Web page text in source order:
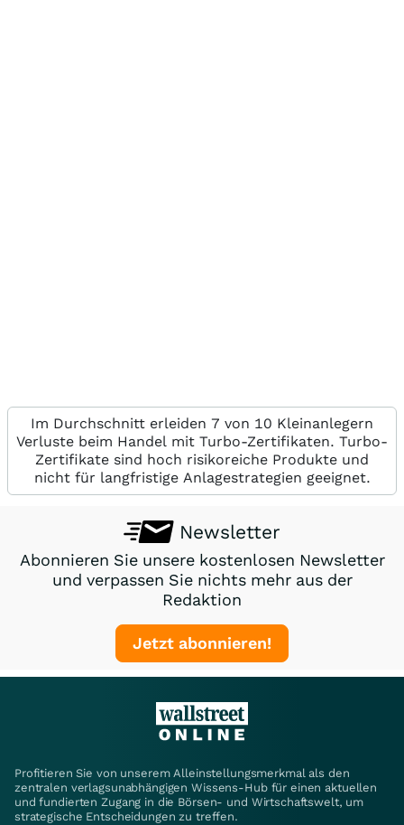
Im Durchschnitt erleiden 7 von 10 Kleinanlegern
Verluste beim Handel mit Turbo-Zertifikaten. Turbo-
Zertifikate sind hoch risikoreiche Produkte und
nicht für langfristige Anlagestrategien geeignet.
Newsletter
Abonnieren Sie unsere kostenlosen Newsletter
und verpassen Sie nichts mehr aus der
Redaktion
Jetzt abonnieren!
Profitieren Sie von unserem Alleinstellungsmerkmal als den
zentralen verlagsunabhängigen Wissens-Hub für einen aktuellen
und fundierten Zugang in die Börsen- und Wirtschaftswelt, um
strategische Entscheidungen zu treffen.